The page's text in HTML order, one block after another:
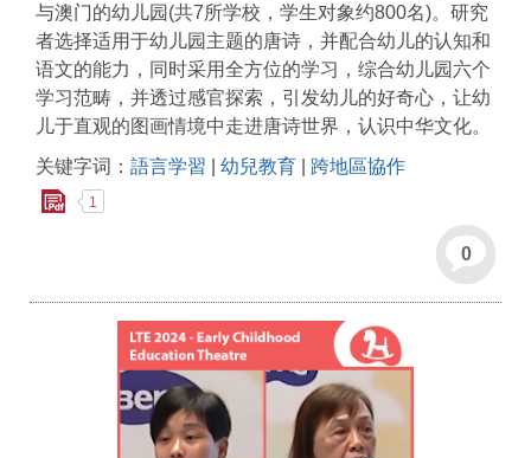
与澳门的幼儿园(共7所学校，学生对象约800名)。研究
者选择适用于幼儿园主题的唐诗，并配合幼儿的认知和
语文的能力，同时采用全方位的学习，综合幼儿园六个
学习范畴，并透过感官探索，引发幼儿的好奇心，让幼
儿于直观的图画情境中走进唐诗世界，认识中华文化。
关键字词： 語言学習 幼兒教育 跨地區協作
1
0